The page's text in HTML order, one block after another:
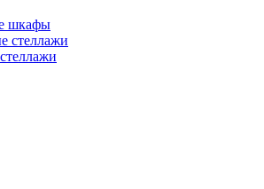
шкафы
стеллажи